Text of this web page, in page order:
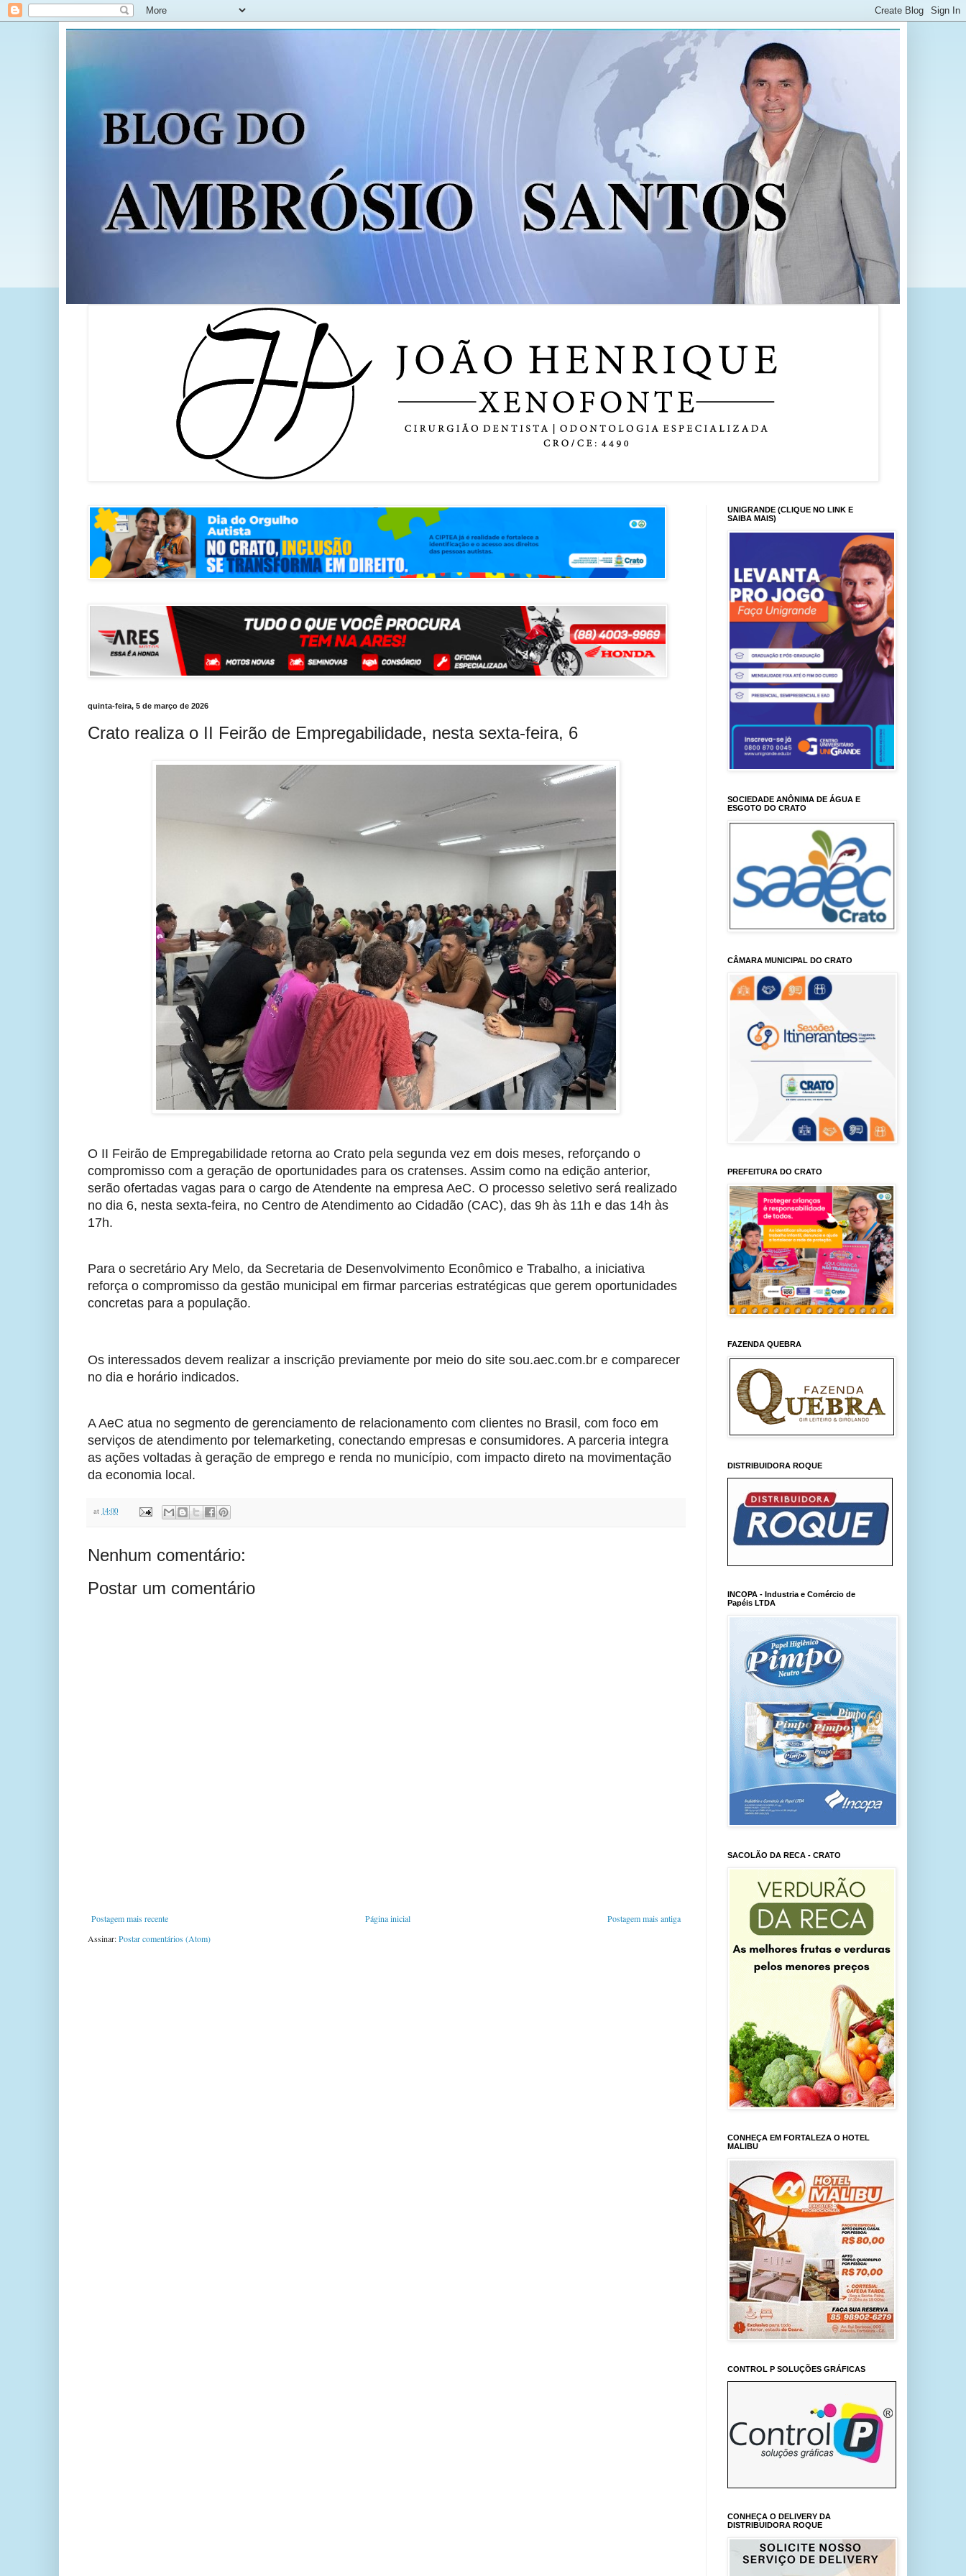
quinta-feira, 5 de março de 2026
Crato realiza o II Feirão de Empregabilidade, nesta sexta-feira, 6
O II Feirão de Empregabilidade retorna ao Crato pela segunda vez em dois meses, reforçando o
compromisso com a geração de oportunidades para os cratenses. Assim como na edição anterior,
serão ofertadas vagas para o cargo de Atendente na empresa AeC. O processo seletivo será realizado
no dia 6, nesta sexta-feira, no Centro de Atendimento ao Cidadão (CAC), das 9h às 11h e das 14h às
17h.
Para o secretário Ary Melo, da Secretaria de Desenvolvimento Econômico e Trabalho, a iniciativa
reforça o compromisso da gestão municipal em firmar parcerias estratégicas que gerem oportunidades
concretas para a população.
Os interessados devem realizar a inscrição previamente por meio do site sou.aec.com.br e comparecer
no dia e horário indicados.
A AeC atua no segmento de gerenciamento de relacionamento com clientes no Brasil, com foco em
serviços de atendimento por telemarketing, conectando empresas e consumidores. A parceria integra
as ações voltadas à geração de emprego e renda no município, com impacto direto na movimentação
da economia local.
at 14:00
Nenhum comentário:
Postar um comentário
Postagem mais recente Postagem mais antiga
Página inicial
Assinar:Postar comentários (Atom)
UNIGRANDE (CLIQUE NO LINK E
SAIBA MAIS)
SOCIEDADE ANÔNIMA DE ÁGUA E
ESGOTO DO CRATO
CÂMARA MUNICIPAL DO CRATO
PREFEITURA DO CRATO
FAZENDA QUEBRA
DISTRIBUIDORA ROQUE
INCOPA - Industria e Comércio de
Papéis LTDA
SACOLÃO DA RECA - CRATO
CONHEÇA EM FORTALEZA O HOTEL
MALIBU
CONTROL P SOLUÇÕES GRÁFICAS
CONHEÇA O DELIVERY DA
DISTRIBUIDORA ROQUE